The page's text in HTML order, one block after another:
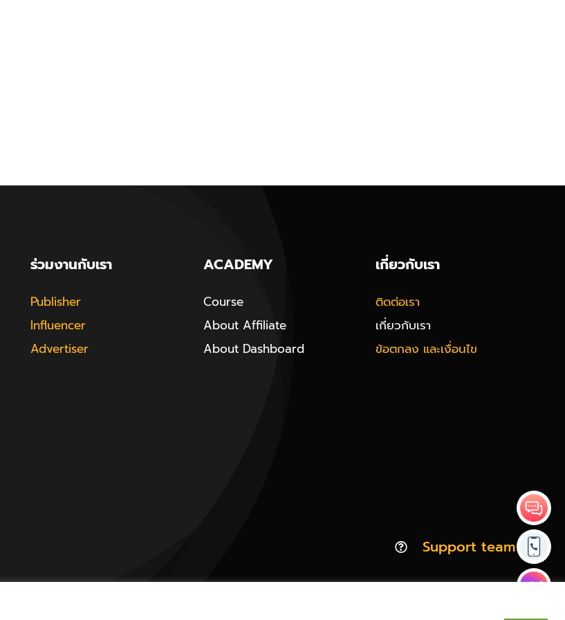
ร่วมงานกับเรา
Publisher
Influencer
Advertiser
ACADEMY
Course
About Affiliate
About Dashboard
เกี่ยวกับเรา
ติดต่อเรา
เกี่ยวกับเรา
ข้อตกลง และเงื่อนไข
Support team